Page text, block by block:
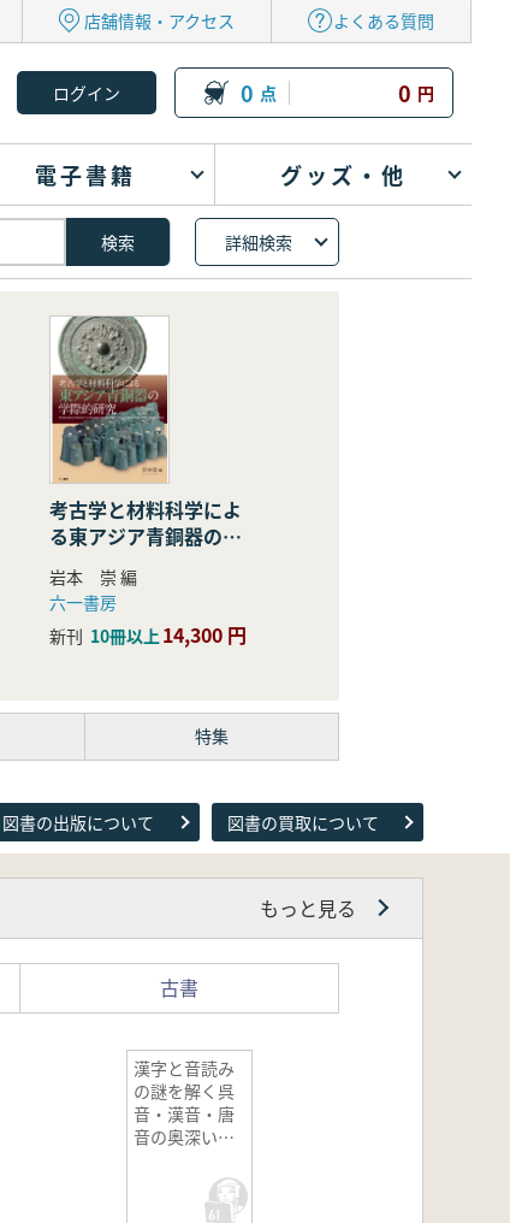
店舗情報・アクセス よくある質問
0 点 0 円
電子書籍 グッズ・他
詳細検索
考古学と材料科学によ
る東アジア青銅器の学
際的研究
岩本 崇 編
六一書房
新刊 10冊以上14,300 円
特集
図書の出版について 図書の買取について
もっと見る
古書
漢字と音読み
の謎を解く呉
音・漢音・唐
音の奥深い世